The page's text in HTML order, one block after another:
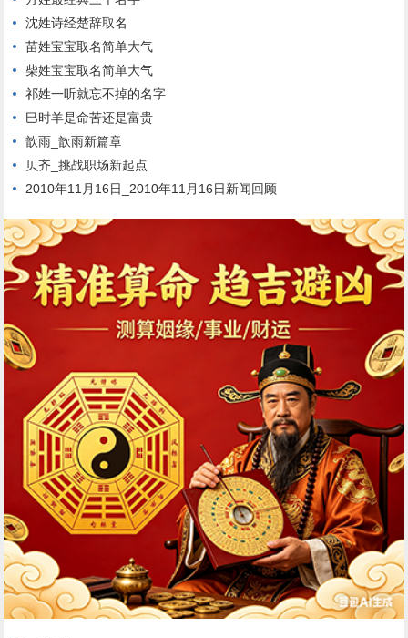
沈姓诗经楚辞取名
苗姓宝宝取名简单大气
柴姓宝宝取名简单大气
祁姓一听就忘不掉的名字
巳时羊是命苦还是富贵
歆雨_歆雨新篇章
贝齐_挑战职场新起点
2010年11月16日_2010年11月16日新闻回顾